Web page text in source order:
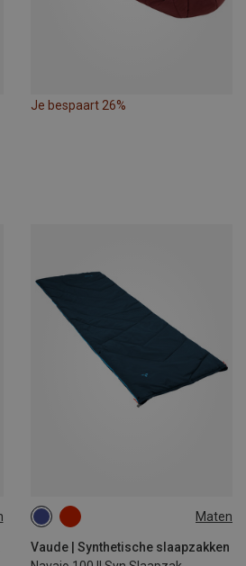
Je bespaart 26%
Maten
Vaude | Synthetische slaapzakken
MAX. 190CM | LEFT